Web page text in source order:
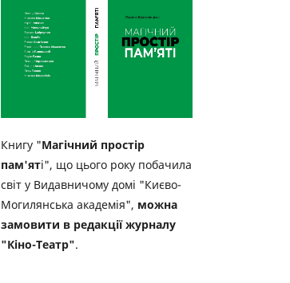
Книгу "Магічний простір
пам'яті", що цього року побачила
світ у Видавничому домі "Києво-
Могилянська академія", можна
замовити в редакції журналу
"Кіно-Театр".